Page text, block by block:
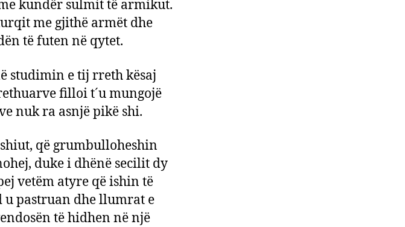
kundër sulmit të armikut.
me gjithë armët dhe
të futen në qytet.
studimin e tij rreth kësaj
filloi t´u mungojë
nuk ra asnjë pikë shi.
që grumbulloheshin
duke i dhënë secilit dy
vetëm atyre që ishin të
u pastruan dhe llumrat e
të hidhen në një